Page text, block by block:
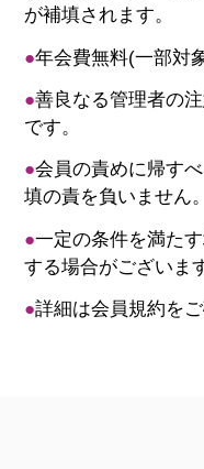
が補填されます。
●年会費無料(一部対
●善良なる管理者の
です。
●会員の責めに帰す
填の責を負いません。
●一定の条件を満た
する場合がございま
●詳細は会員規約をご